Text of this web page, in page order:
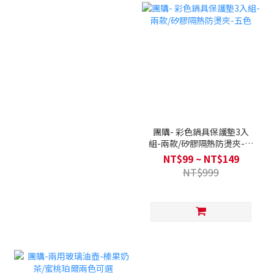
團購- 彩色鍋具保護墊3入
組-兩款/矽膠隔熱防燙夾-五
色
NT$99 ~ NT$149
NT$999